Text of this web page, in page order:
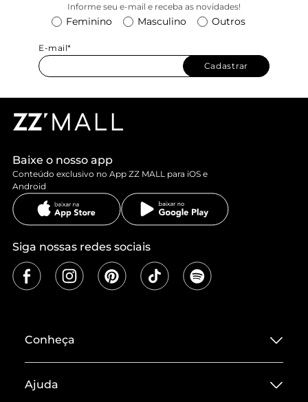
Informe seu e-mail e receba as novidades!
Feminino Masculino Outros
E-mail*
Cadastrar
Baixe o nosso app
Conteúdo exclusivo no App ZZ MALL para iOS e
Android
Siga nossas redes sociais
Conheça
Termos de Uso
Ajuda